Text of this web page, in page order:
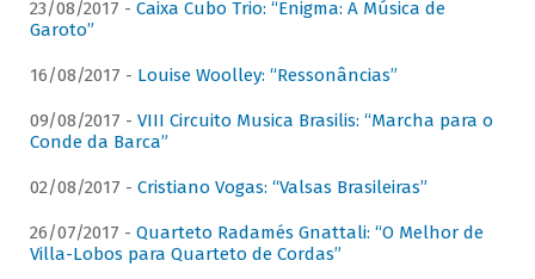
23/08/2017 - Caixa Cubo Trio: “Enigma: A Música de
Garoto”
16/08/2017 - Louise Woolley: “Ressonâncias”
09/08/2017 - VIII Circuito Musica Brasilis: “Marcha para o
Conde da Barca”
02/08/2017 - Cristiano Vogas: “Valsas Brasileiras”
26/07/2017 - Quarteto Radamés Gnattali: “O Melhor de
Villa-Lobos para Quarteto de Cordas”